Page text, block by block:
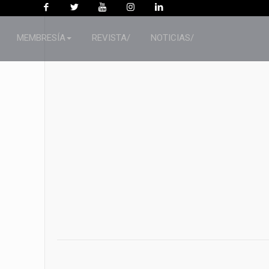
MEMBRESÍA REVISTA/ NOTICIAS/